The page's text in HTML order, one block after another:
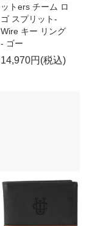
ットers チーム ロ
ゴ スプリット-
Wire キー リング
- ゴー
14,970円(税込)